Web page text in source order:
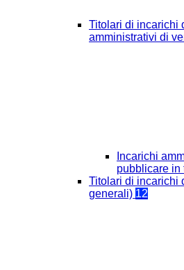
Titolari di incarichi
amministrativi di
Incarichi
pubblicare in
Titolari di incarichi
generali) 12